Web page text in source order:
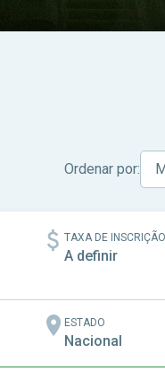
Seu carrinho
Ordenar por:
TAXA DE INSCRIÇÃO
A definir
ESTADO
Nacional